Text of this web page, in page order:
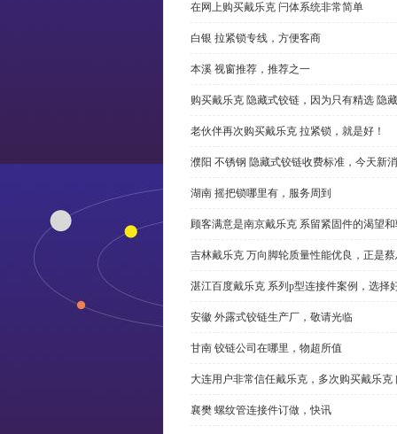
在网上购买戴乐克 闩体系统非常简单
白银 拉紧锁专线，方便客商
本溪 视窗推荐，推荐之一
购买戴乐克 隐藏式铰链，因为只有精选 隐
老伙伴再次购买戴乐克 拉紧锁，就是好！
濮阳 不锈钢 隐藏式铰链收费标准，今天新
湖南 摇把锁哪里有，服务周到
顾客满意是南京戴乐克 系留紧固件的渴望
吉林戴乐克 万向脚轮质量性能优良，正是
湛江百度戴乐克 系列p型连接件案例，选择
安徽 外露式铰链生产厂，敬请光临
甘南 铰链公司在哪里，物超所值
大连用户非常信任戴乐克，多次购买戴乐克
襄樊 螺纹管连接件订做，快讯